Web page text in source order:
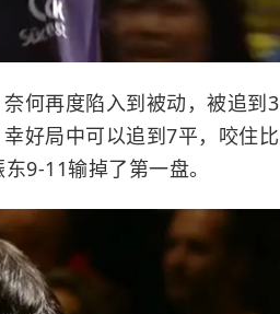
何再度陷入到被动，被追到3
好局中可以追到7平，咬住比
9-11输掉了第一盘。